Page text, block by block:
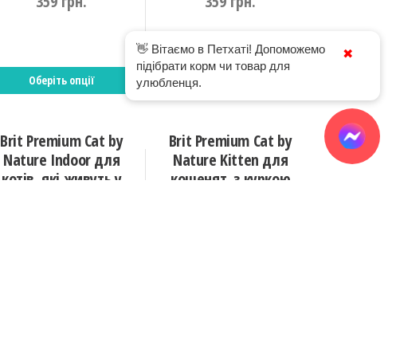
Оберіть опції
Brit Premium Cat by
Nature Indoor для
котів, які живуть у
Brit Premium Cat by
Nature Kitten для
кошенят, з куркою
👋 Вітаємо в Петхаті! Допоможемо
підібрати корм чи товар для
улюбленця.
✖